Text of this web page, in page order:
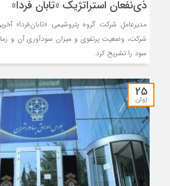
ذی‌نفعان استراتژیک «تابان فردا»
مدیرعامل شرکت گروه پتروشیمی «تابان‌فردا»
شرکت، وضعیت پرتفوی و میزان سودآوری آن و
سود را تشریح کرد.
25
ژوئن